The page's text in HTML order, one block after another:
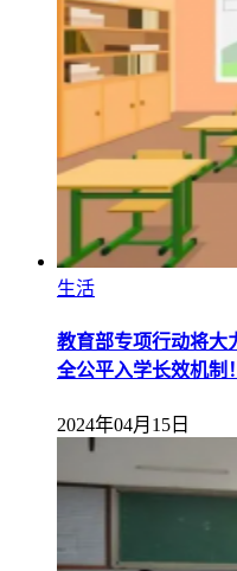
生活
教育部专项行动将大
全公平入学长效机制！
2024年04月15日